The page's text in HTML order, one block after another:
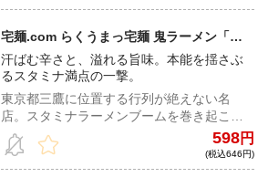
のラーメン店『元祖スタミナ満点らーめん
のコラボにて実現した『鬼ラーメン「業火
の赤辛味噌」』をイラストカード付きでお
届け！
宅麺.com らくうまっ宅麺 鬼ラーメン「業
火の赤辛味噌」
汗ばむ辛さと、溢れる旨味。本能を揺さぶ
るスタミナ満点の一撃。
東京都三鷹に位置する行列が絶えない名
店。スタミナラーメンブームを巻き起こし
た元祖スタ満発祥の地でもあり、ラーメン
業界に大きなインパクトを与えた唯一無二
のラーメン店『元祖スタミナ満点らーめん
598円
(税込646円)